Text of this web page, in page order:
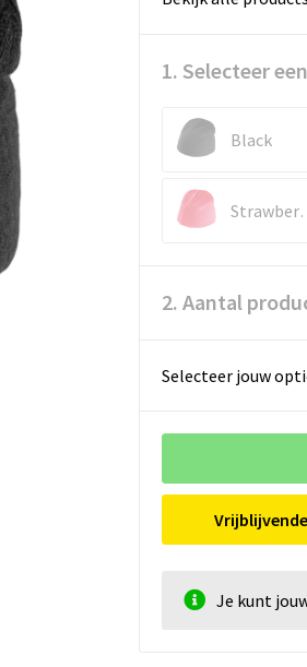
1. Selecteer
Black
2. Aantal
Selecteer jouw
Je kunt